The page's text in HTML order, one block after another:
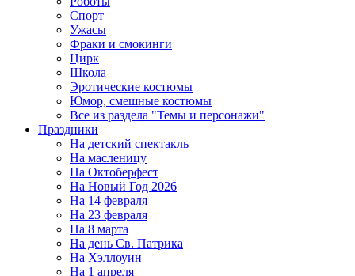
Спорт
Ужасы
Фраки и смокинги
Цирк
Школа
Эротические костюмы
Юмор, смешные костюмы
Все из раздела "Темы и персонажи"
Праздники
На детский спектакль
На масленицу
На Октоберфест
На Новый Год 2026
На 14 февраля
На 23 февраля
На 8 марта
На день Св. Патрика
На Хэллоуин
На 1 апреля